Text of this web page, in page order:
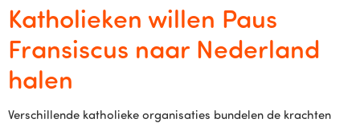
Katholieken willen Paus
Fransiscus naar Nederland
halen
Verschillende katholieke organisaties bundelen de krachten